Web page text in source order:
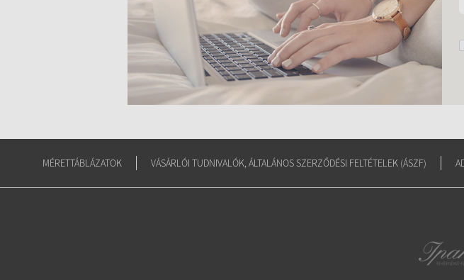
MÉRETTÁBLÁZATOK VÁSÁRLÓI TUDNIVALÓK, ÁLTALÁNOS SZERZŐDÉSI FELTÉTELEK (ÁSZF)